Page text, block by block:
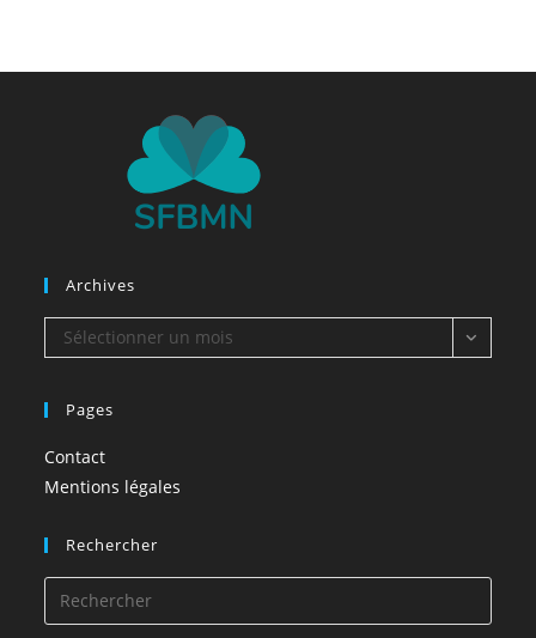
Archives
Archives
Sélectionner un mois
Pages
Contact
Mentions légales
Rechercher